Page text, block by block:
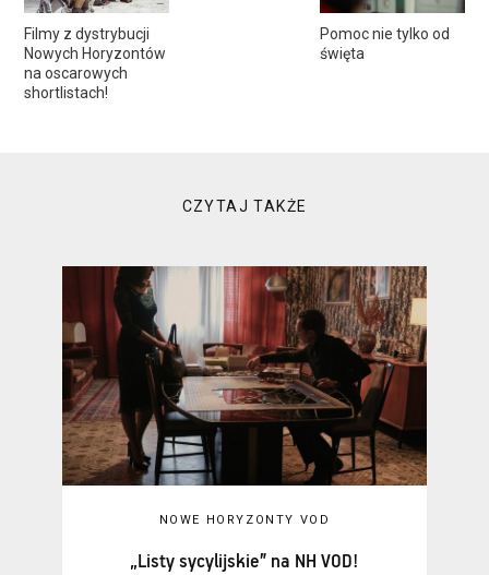
Filmy z dystrybucji
Nowych Horyzontów
na oscarowych
shortlistach!
Pomoc nie tylko od
święta
CZYTAJ TAKŻE
NOWE HORYZONTY VOD
„Listy sycylijskie” na NH VOD!